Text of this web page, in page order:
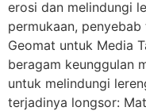
erosi dan melindungi
permukaan,
Geomat untuk Media
beragam keunggulan
untuk melindungi
terjadinya longsor: